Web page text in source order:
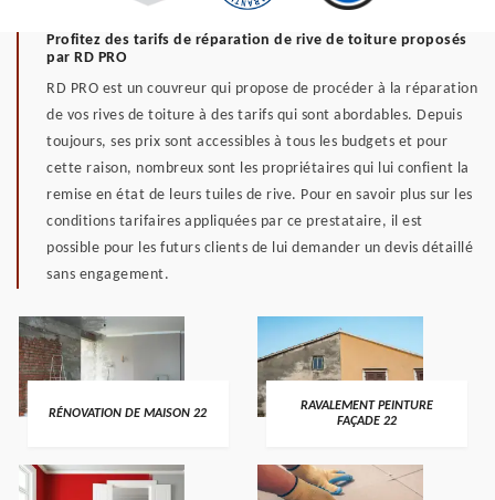
Profitez des tarifs de réparation de rive de toiture proposés
par RD PRO
RD PRO est un couvreur qui propose de procéder à la réparation
de vos rives de toiture à des tarifs qui sont abordables. Depuis
toujours, ses prix sont accessibles à tous les budgets et pour
cette raison, nombreux sont les propriétaires qui lui confient la
remise en état de leurs tuiles de rive. Pour en savoir plus sur les
conditions tarifaires appliquées par ce prestataire, il est
possible pour les futurs clients de lui demander un devis détaillé
sans engagement.
RÉNOVATION DE MAISON 22
RAVALEMENT PEINTURE
FAÇADE 22